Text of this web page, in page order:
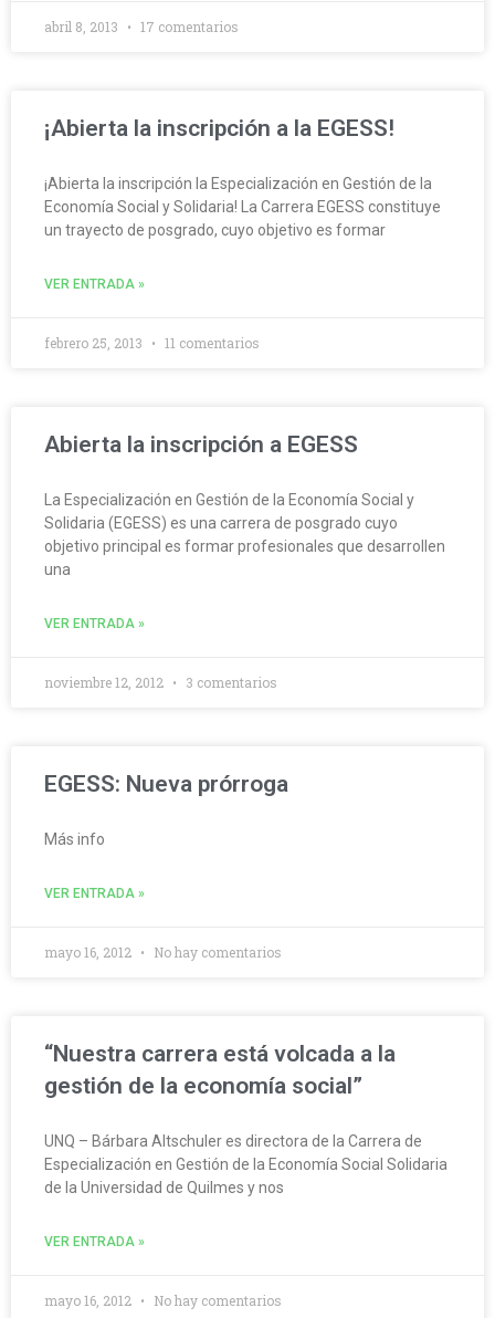
abril 8, 2013 17 comentarios
¡Abierta la inscripción a la EGESS!
¡Abierta la inscripción la Especialización en Gestión de la
Economía Social y Solidaria! La Carrera EGESS constituye
un trayecto de posgrado, cuyo objetivo es formar
VER ENTRADA »
febrero 25, 2013 11 comentarios
Abierta la inscripción a EGESS
La Especialización en Gestión de la Economía Social y
Solidaria (EGESS) es una carrera de posgrado cuyo
objetivo principal es formar profesionales que desarrollen
una
VER ENTRADA »
noviembre 12, 2012 3 comentarios
EGESS: Nueva prórroga
Más info
VER ENTRADA »
mayo 16, 2012 No hay comentarios
“Nuestra carrera está volcada a la
gestión de la economía social”
UNQ – Bárbara Altschuler es directora de la Carrera de
Especialización en Gestión de la Economía Social Solidaria
de la Universidad de Quilmes y nos
VER ENTRADA »
mayo 16, 2012 No hay comentarios